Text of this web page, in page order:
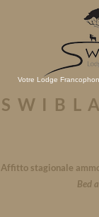
Votre Lodge
Affitto stagionale
Bed